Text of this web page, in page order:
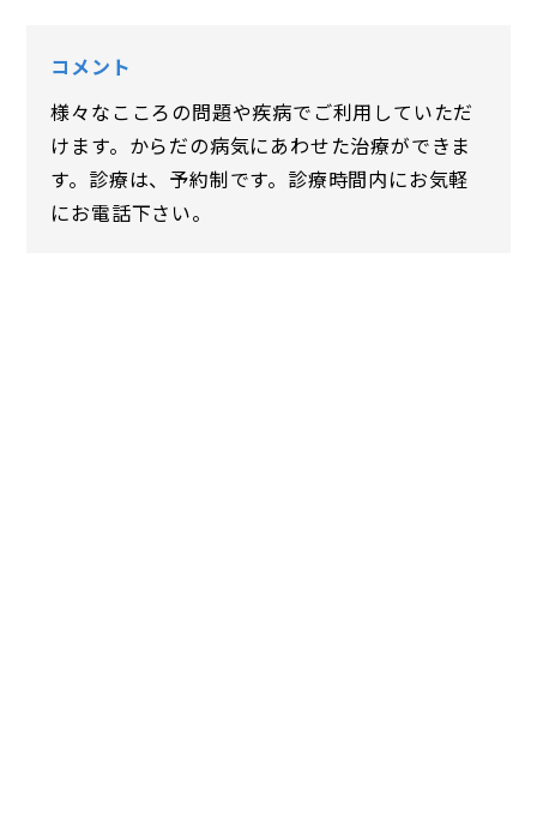
コメント
様々なこころの問題や疾病でご利用していただ
けます。からだの病気にあわせた治療ができま
す。診療は、予約制です。診療時間内にお気軽
にお電話下さい。